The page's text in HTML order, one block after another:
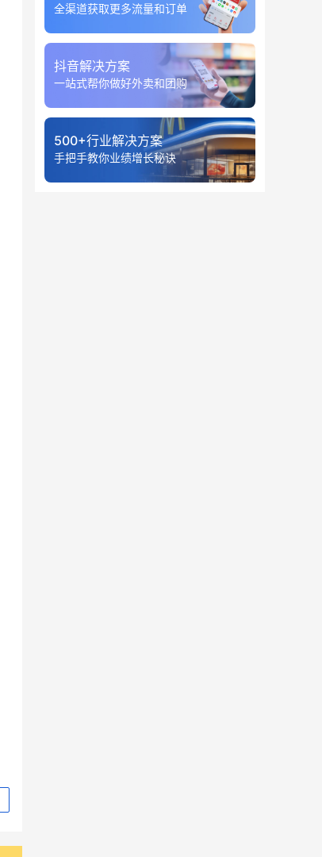
全渠道获取更多流量和订单
抖音解决方案
一站式帮你做好外卖和团购
500+行业解决方案
手把手教你业绩增长秘诀